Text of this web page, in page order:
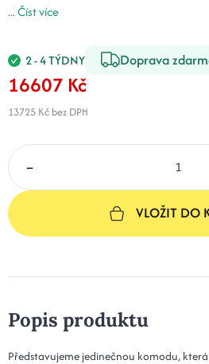
...Číst více
2 - 4 TÝDNY Doprava
16607 Kč
13725 Kč bez DPH
–
VLOŽIT DO
Popis produktu
Představujeme jedinečnou komodu,